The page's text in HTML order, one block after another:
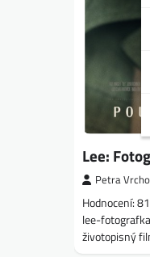
Lee:
Petra
Hodnocení:
lee-
životopisný